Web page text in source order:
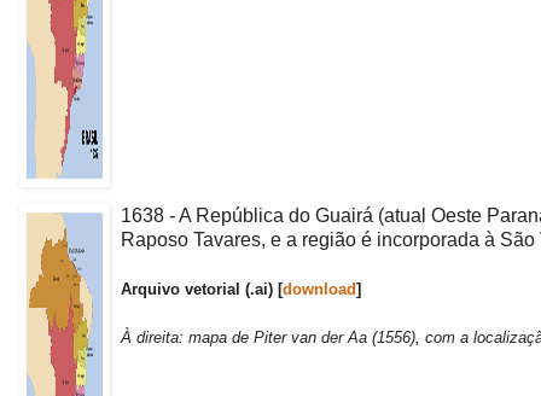
1638 - A República do Guairá (atual Oeste
Raposo Tavares, e a região é incorporada à
Arquivo vetorial (.ai) [download]
À direita: mapa de Piter van der Aa (1556), com a